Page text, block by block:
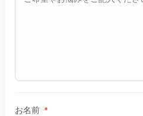
お名前 *